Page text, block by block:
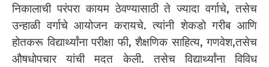
निकालाची परंपरा कायम ठेवण्यासाठी ते ज्यादा वर्गाचे, तसेच
उन्हाळी वर्गाचे आयोजन करायचे. त्यांनी शेकडो गरीब आणि
होतकरू विद्यार्थ्यांना परीक्षा फी, शैक्षणिक साहित्य, गणवेश,तसेच
औषधोपचार यांची मदत केली. तसेच विद्यार्थ्यांना विविध